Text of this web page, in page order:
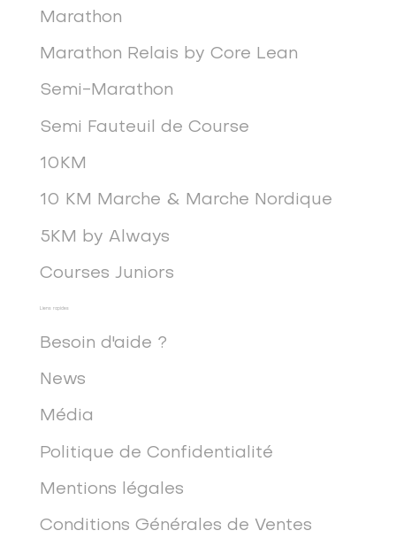
Marathon
Marathon Relais by Core Lean
Semi-Marathon
Semi Fauteuil de Course
10KM
10 KM Marche & Marche Nordique
5KM by Always
Courses Juniors
Liens rapides
Besoin d'aide ?
News
Média
Mentions légales
Politique de Confidentialité
Conditions Générales de Ventes